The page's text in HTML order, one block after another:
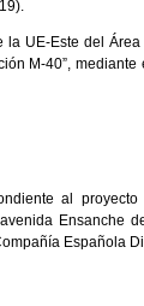
UE-Este del
M-40”,
al
Ensanche
Española